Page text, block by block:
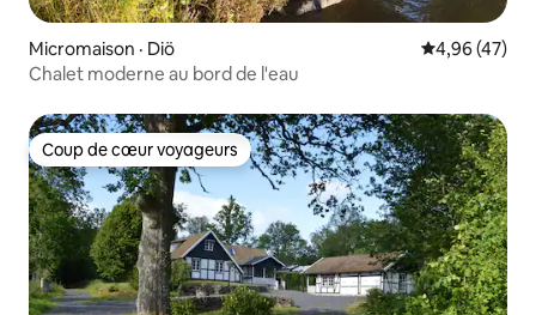
Micromaison · Diö Note
4,96 (47)
Chalet moderne au bord de l'eau
Coup de cœur voyageurs
Coup de cœur voyageurs